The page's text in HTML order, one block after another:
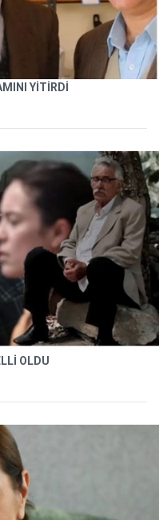
YİTİRDİ
OLDU